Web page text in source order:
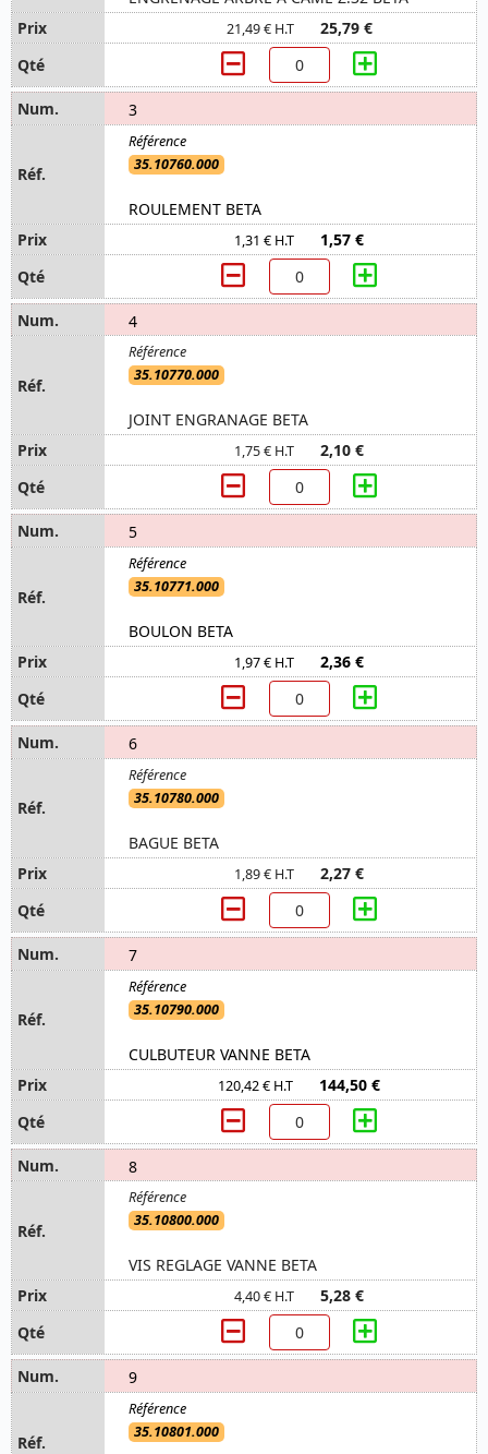
21,49 € H.T 25,79 €
3
35.10760.000
ROULEMENT BETA
1,31 € H.T 1,57 €
4
35.10770.000
JOINT ENGRANAGE BETA
1,75 € H.T 2,10 €
5
35.10771.000
BOULON BETA
1,97 € H.T 2,36 €
6
35.10780.000
BAGUE BETA
1,89 € H.T 2,27 €
7
35.10790.000
CULBUTEUR VANNE BETA
120,42 € H.T 144,50 €
8
35.10800.000
VIS REGLAGE VANNE BETA
4,40 € H.T 5,28 €
9
35.10801.000